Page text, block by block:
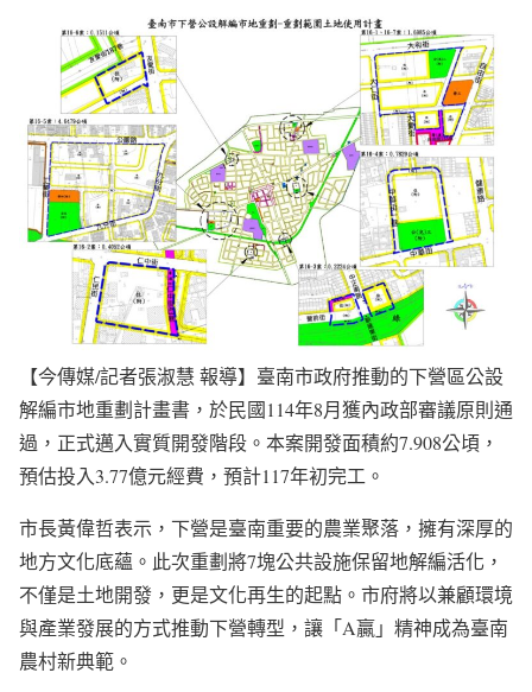
【今傳媒/記者張淑慧 報導】臺南市政府推動的下營區公設
解編市地重劃計畫書，於民國114年8月獲內政部審議原則通
過，正式邁入實質開發階段。本案開發面積約7.908公頃，
預估投入3.77億元經費，預計117年初完工。
市長黃偉哲表示，下營是臺南重要的農業聚落，擁有深厚的
地方文化底蘊。此次重劃將7塊公共設施保留地解編活化，
不僅是土地開發，更是文化再生的起點。市府將以兼顧環境
與產業發展的方式推動下營轉型，讓「A贏」精神成為臺南
農村新典範。